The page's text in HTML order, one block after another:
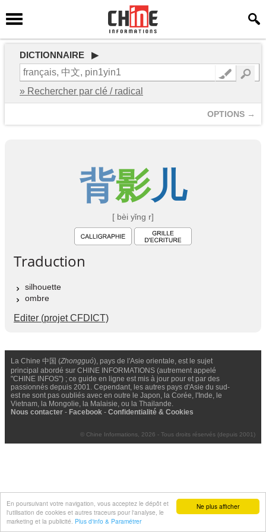
Ne plus afficher
En poursuivant votre navigation, vous acceptez le dépôt et
l'utilisation de cookies et autres traceurs pour l'analyse, le
marketing et la publicité. Plus d'info & Paramétrer
DICTIONNAIRE ▶
» Rechercher par clé / radical
OPTIONS →
背影儿
[ bèi yǐng r]
Traduction
silhouette
ombre
Editer (projet CFDICT)
La Chine 中国 (Zhongguó), pays de l'Asie orientale, est le sujet
principal abordé sur CHINE INFORMATIONS (autrement appelé
"CHINE INFOS") ; ce guide en ligne est mis à jour pour et par des
passionnés depuis 2001. Cependant, les autres pays d'Asie du sud-
est ne sont pas oubliés avec en outre le Japon, la Corée, l'Inde, le
Vietnam, la Mongolie, la Malaisie, ou la Thailande.
Nous contacter - Facebook - Confidentialité & Cookies
© Chine Informations, 2026 - Tous droits réservés (depuis 2001)